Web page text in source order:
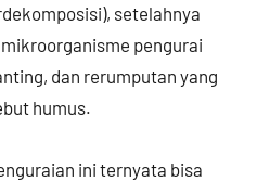
setelahnya
pengurai
dan rerumputan yang
humus.
ini ternyata bisa